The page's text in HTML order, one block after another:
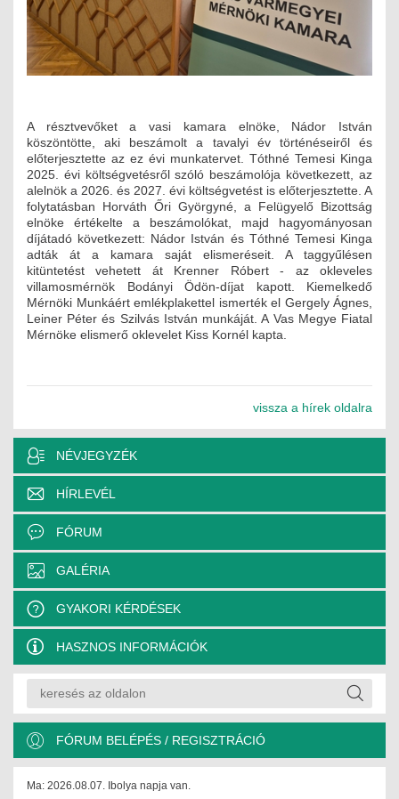
SZABÁLYZATOK
MŰKÖDÉSI DOKUMENTUMOK
NYOMTATVÁNYOK
SZAKCSOPORTOK
ELEKTROTECHNIKAI
ÉPÜLETGÉPÉSZETI
GEODÉZIAI ÉS GEOINFORMATIKAI
KÖRNYEZETVÉDELMI
VÍZÉPÍTÉSI ÉS VÍZGAZDÁLKODÁSI
HÍRKÖZLÉSI ÉS INFORMATIKAI
HÍREK
KÉPZÉSEK
TOVÁBBKÉPZÉSI KÖTELEZETTSÉGEK
SZAKMAI KÖTELEZETTSÉGEK
MÉRNÖKI VÁLLALKOZÁSOK
MÉRNÖKI VÁLLALKOZÁSOK
SZEMÉLYES PORTFÓLIÓK
A résztvevőket a vasi kamara elnöke, Nádor István
köszöntötte, aki beszámolt a tavalyi év történéseiről és
előterjesztette az ez évi munkatervet. Tóthné Temesi Kinga
2025. évi költségvetésről szóló beszámolója következett, az
alelnök a 2026. és 2027. évi költségvetést is előterjesztette. A
folytatásban Horváth Őri Györgyné, a Felügyelő Bizottság
elnöke értékelte a beszámolókat, majd hagyományosan
díjátadó következett: Nádor István és Tóthné Temesi Kinga
adták át a kamara saját elismeréseit. A taggyűlésen
kitüntetést vehetett át Krenner Róbert - az okleveles
villamosmérnök Bodányi Ödön-díjat kapott. Kiemelkedő
Mérnöki Munkáért emlékplakettel ismerték el Gergely Ágnes,
Leiner Péter és Szilvás István munkáját. A Vas Megye Fiatal
Mérnöke elismerő oklevelet Kiss Kornél kapta.
vissza a hírek oldalra
NÉVJEGYZÉK
HÍRLEVÉL
FÓRUM
GALÉRIA
GYAKORI KÉRDÉSEK
HASZNOS INFORMÁCIÓK
FÓRUM BELÉPÉS / REGISZTRÁCIÓ
Ma: 2026.08.07. Ibolya napja van.